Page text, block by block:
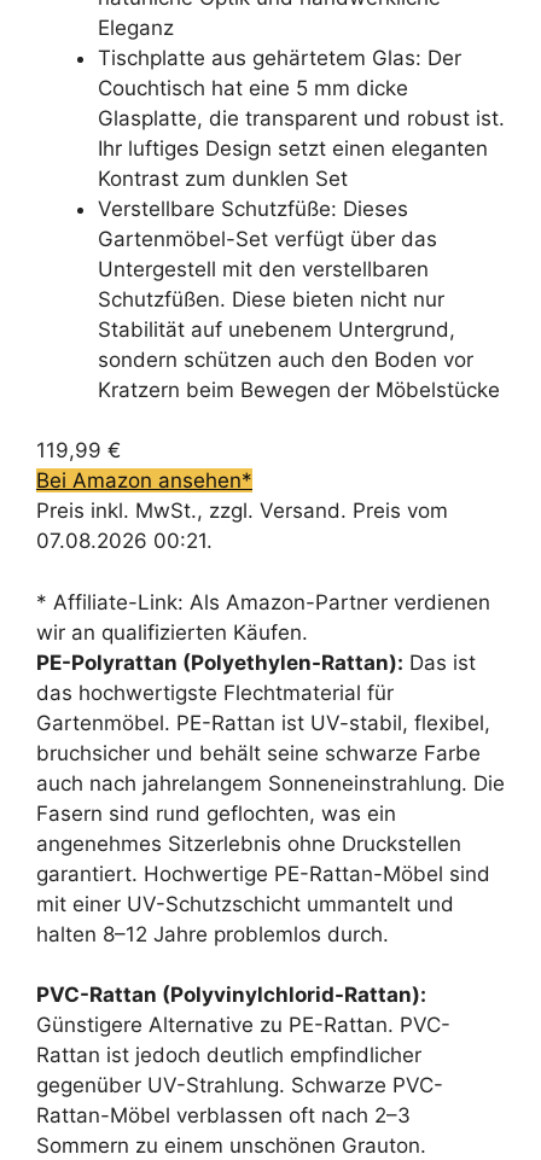
Eleganz
Tischplatte aus gehärtetem Glas: Der
Couchtisch hat eine 5 mm dicke
Glasplatte, die transparent und robust ist.
Ihr luftiges Design setzt einen eleganten
Kontrast zum dunklen Set
Verstellbare Schutzfüße: Dieses
Gartenmöbel-Set verfügt über das
Untergestell mit den verstellbaren
Schutzfüßen. Diese bieten nicht nur
Stabilität auf unebenem Untergrund,
sondern schützen auch den Boden vor
Kratzern beim Bewegen der Möbelstücke
119,99 €
Bei Amazon ansehen*
Preis inkl. MwSt., zzgl. Versand. Preis vom
07.08.2026 00:21.
* Affiliate-Link: Als Amazon-Partner verdienen
wir an qualifizierten Käufen.
PE-Polyrattan (Polyethylen-Rattan): Das ist
das hochwertigste Flechtmaterial für
Gartenmöbel. PE-Rattan ist UV-stabil, flexibel,
bruchsicher und behält seine schwarze Farbe
auch nach jahrelangem Sonneneinstrahlung. Die
Fasern sind rund geflochten, was ein
angenehmes Sitzerlebnis ohne Druckstellen
garantiert. Hochwertige PE-Rattan-Möbel sind
mit einer UV-Schutzschicht ummantelt und
halten 8–12 Jahre problemlos durch.
PVC-Rattan (Polyvinylchlorid-Rattan):
Günstigere Alternative zu PE-Rattan. PVC-
Rattan ist jedoch deutlich empfindlicher
gegenüber UV-Strahlung. Schwarze PVC-
Rattan-Möbel verblassen oft nach 2–3
Sommern zu einem unschönen Grauton.